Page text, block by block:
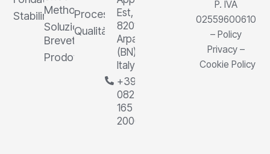
Stabilimenti
Method
Soluzioni
Brevettate
Prodotti
Processi
Qualità
Est, 1,
82011
Arpaia
(BN),
Italy
+39
0823
165
2000
P. IVA
02559600610
–Policy
Privacy –
Cookie Policy